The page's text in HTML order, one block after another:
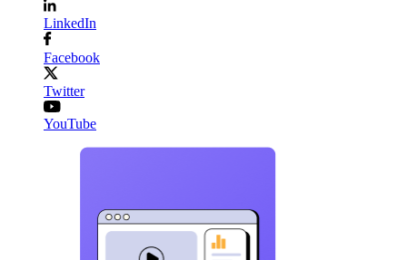
LinkedIn
Facebook
Twitter
YouTube